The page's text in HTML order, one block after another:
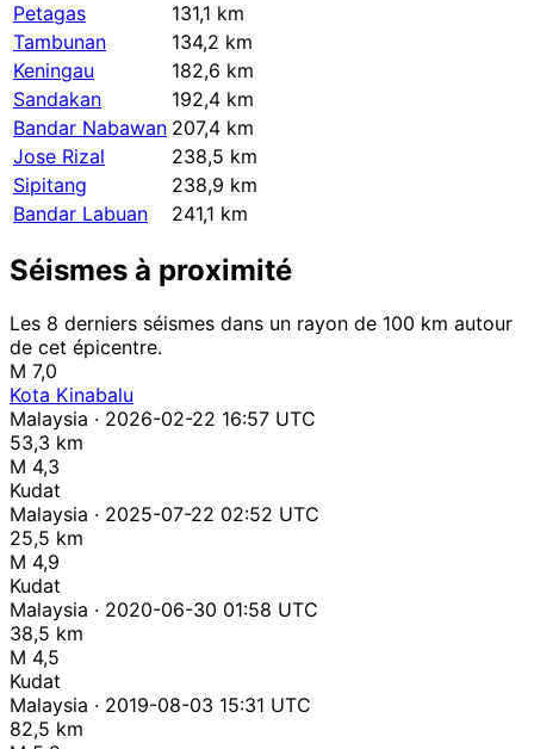
Petagas
131,1 km
Tambunan
134,2 km
Keningau
182,6 km
Sandakan
192,4 km
Bandar Nabawan 207,4 km
Jose Rizal
238,5 km
Sipitang
238,9 km
Bandar Labuan
241,1 km
Séismes à proximité
Les 8 derniers séismes dans un rayon de 100 km autour
de cet épicentre.
M 7,0
Kota Kinabalu
Malaysia · 2026-02-22 16:57 UTC
53,3 km
M 4,3
Kudat
Malaysia · 2025-07-22 02:52 UTC
25,5 km
M 4,9
Kudat
Malaysia · 2020-06-30 01:58 UTC
38,5 km
M 4,5
Kudat
Malaysia · 2019-08-03 15:31 UTC
82,5 km